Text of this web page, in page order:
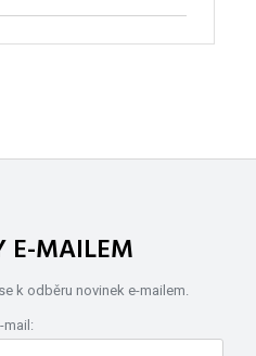
E-MAILEM
k odběru novinek e-mailem.
mail: